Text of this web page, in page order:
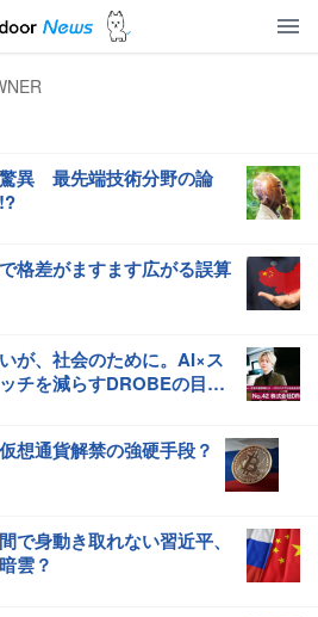
異 最先端技術分野の論
格差がますます広がる誤算
が、社会のために。AI×ス
チを減らすDROBEの目指
想通貨解禁の強硬手段？
で身動き取れない習近平、
雲？